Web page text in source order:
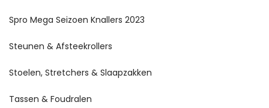
Spro Mega Seizoen Knallers 2023
Steunen & Afsteekrollers
Stoelen, Stretchers & Slaapzakken
Tassen & Foudralen